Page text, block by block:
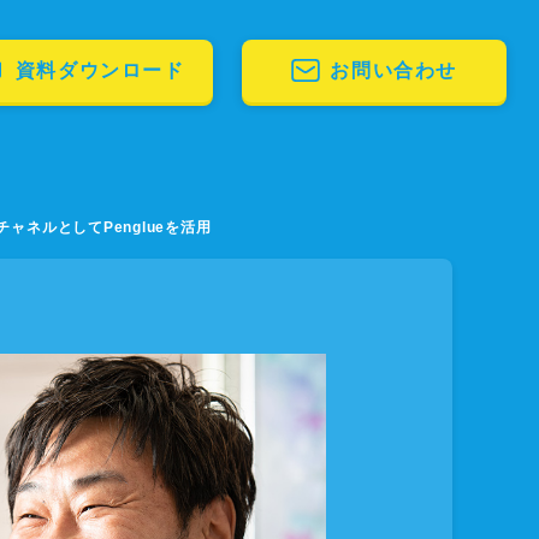
資料ダウンロード お問い合わせ
ャネルとしてPenglueを活用